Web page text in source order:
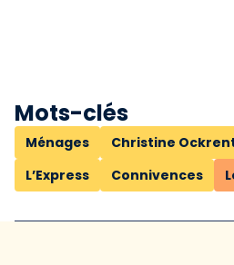
Mots-clés
Ménages Christine
L’Express
Connivences